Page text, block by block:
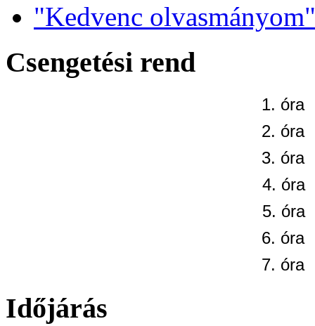
"Kedvenc
Csengetési rend
1. óra
2. óra
3. óra
4. óra
5.
6. óra
7. óra
Időjárás